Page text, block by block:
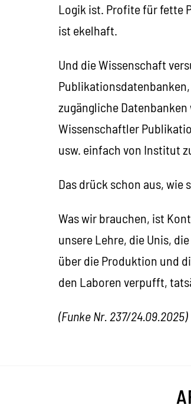
Logik ist. Profite für fette
ist ekelhaft.
Und die Wissenschaft
zugängliche
Wissenschaftler
usw. einfach von Institut
Das drück schon aus, wie
Was wir brauchen, ist
unsere Lehre, die Unis,
über die Produktion und
den Laboren verpufft,
(Funke Nr. 237/24.09.2025)